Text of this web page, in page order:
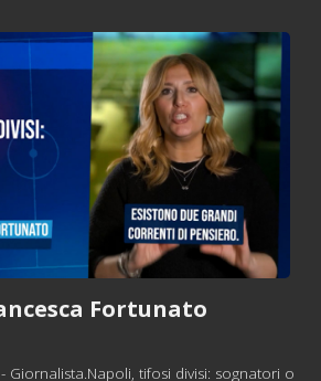
Fortunato
Giornalista.Napoli, tifosi divisi: sognatori o